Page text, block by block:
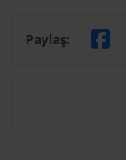
Paylaş: